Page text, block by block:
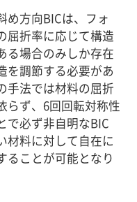
め方向BICは、フォ
屈折率に応じて構造
る場合のみしか存在
を調節する必要があ
手法では材料の屈折
らず、6回回転対称性
で必ず非自明なBIC
材料に対して自在に
ることが可能となり